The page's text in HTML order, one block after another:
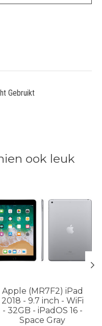
Gebruikt
ook leuk
Apple (MR7F2) iPad
2018 - 9.7 inch - WiFi
- 32GB - iPadOS 16 -
Space Gray